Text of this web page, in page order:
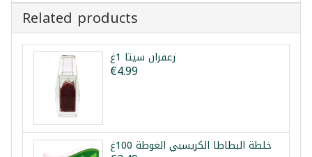
Related products
زعفران سيتا 1غ
€4.99
خلطة البطاطا الكريسبي الغوطة 100غ